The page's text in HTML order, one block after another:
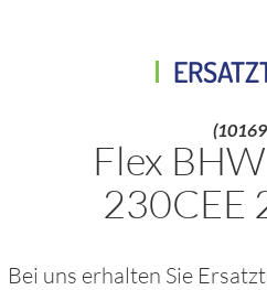
Flex
230CEE
Bei uns erhalten Sie